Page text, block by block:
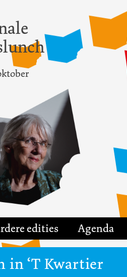
edities Agenda
in ‘T Kwartier